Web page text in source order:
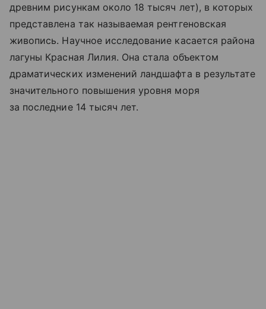
древним рисункам около 18 тысяч лет), в которых
представлена так называемая рентгеновская
живопись. Научное исследование касается района
лагуны Красная Лилия. Она стала объектом
драматических изменений ландшафта в результате
значительного повышения уровня моря
за последние 14 тысяч лет.